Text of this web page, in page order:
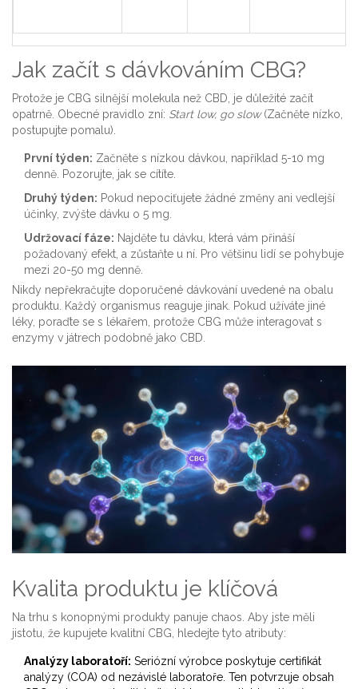
Jak začít s dávkováním CBG?
Protože je CBG silnější molekula než CBD, je důležité začít
opatrně. Obecné pravidlo zní: Start low, go slow(Začněte nízko,
postupujte pomalu).
První týden: Začněte s nízkou dávkou, například 5-10 mg
denně. Pozorujte, jak se cítíte.
Druhý týden: Pokud nepociťujete žádné změny ani vedlejší
účinky, zvýšte dávku o 5 mg.
Udržovací fáze: Najděte tu dávku, která vám přináší
požadovaný efekt, a zůstaňte u ní. Pro většinu lidí se pohybuje
mezi 20-50 mg denně.
Nikdy nepřekračujte doporučené dávkování uvedené na obalu
produktu. Každý organismus reaguje jinak. Pokud užíváte jiné
léky, poraďte se s lékařem, protože CBG může interagovat s
enzymy v játrech podobně jako CBD.
Kvalita produktu je klíčová
Na trhu s konopnými produkty panuje chaos. Aby jste měli
jistotu, že kupujete kvalitní CBG, hledejte tyto atributy:
Analýzy laboratoří: Seriózní výrobce poskytuje certifikát
analýzy (COA) od nezávislé laboratoře. Ten potvrzuje obsah